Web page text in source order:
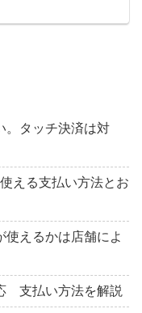
。タッチ決済は対
える支払い方法とお
えるかは店舗によ
支払い方法を解説